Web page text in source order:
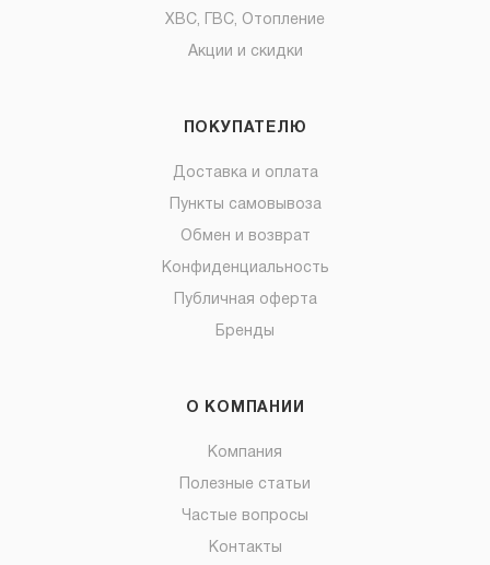
ХВС, ГВС, Отопление
Акции и скидки
ПОКУПАТЕЛЮ
Доставка и оплата
Пункты самовывоза
Обмен и возврат
Конфиденциальность
Публичная оферта
Бренды
О КОМПАНИИ
Компания
Полезные статьи
Частые вопросы
Контакты